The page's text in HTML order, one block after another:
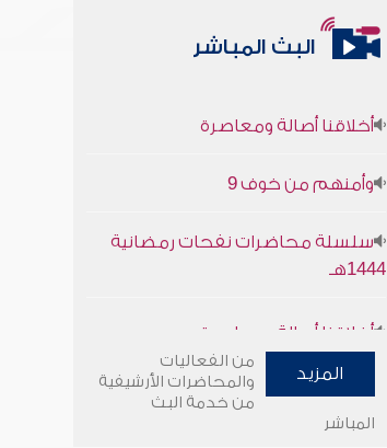
البث المباشر
1444هـ
وأمنهم من خوف 9
سلسلة محاضرات نفحات رمضانية
المزيد
من الفعاليات
والمحاضرات الأرشيفية
من خدمة البث
المباشر